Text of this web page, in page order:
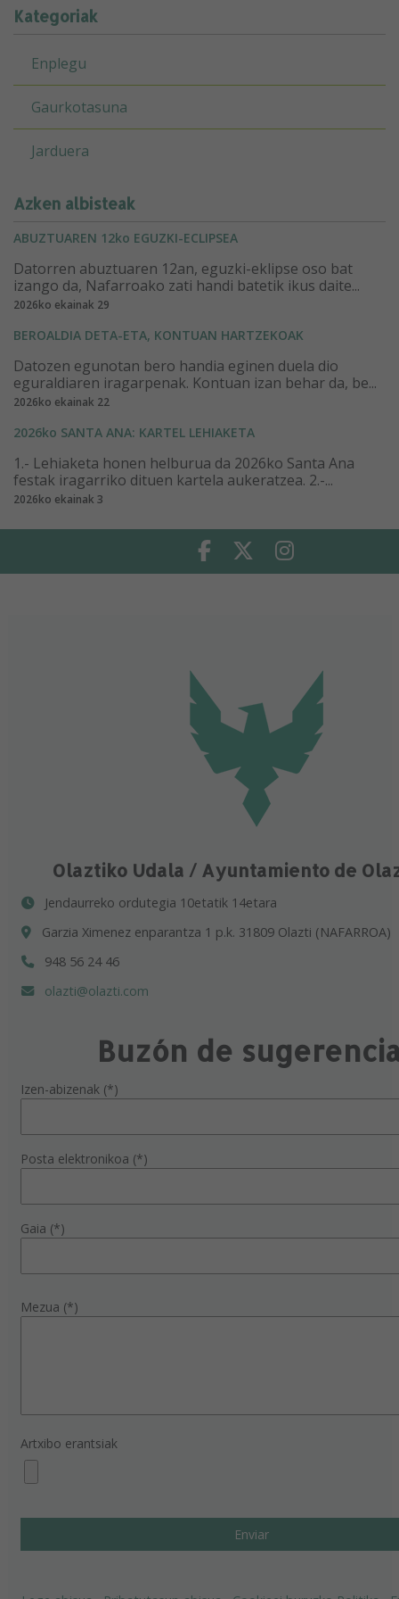
Kategoriak
Enplegu
Gaurkotasuna
Jarduera
Azken albisteak
ABUZTUAREN 12ko EGUZKI-ECLIPSEA
Datorren abuztuaren 12an, eguzki-eklipse oso bat
izango da, Nafarroako zati handi batetik ikus daite...
2026ko ekainak 29
BEROALDIA DETA-ETA, KONTUAN HARTZEKOAK
Datozen egunotan bero handia eginen duela dio
eguraldiaren iragarpenak. Kontuan izan behar da, be...
2026ko ekainak 22
2026ko SANTA ANA: KARTEL LEHIAKETA
1.- Lehiaketa honen helburua da 2026ko Santa Ana
festak iragarriko dituen kartela aukeratzea. 2.-...
2026ko ekainak 3
Facebook Twitter Instagram
Olaztiko Udala / Ayuntamiento de
Jendaurreko ordutegia 10etatik 14etara
Garzia Ximenez enparantza 1 p.k. 31809 Olazti (NAFARROA)
948 56 24 46
olazti@olazti.com
Buzón de
Izen-abizenak (*)
Posta elektronikoa (*)
Gaia (*)
Mezua (*)
Artxibo erantsiak